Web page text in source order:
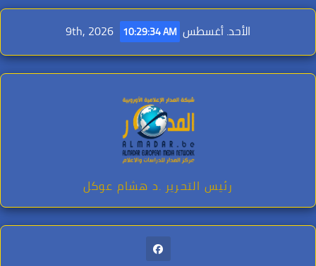
Skip
content
الأحد. أغسطس 9th, 2026 10:29:36 AM
رئيس التحرير .د هشام عوكل